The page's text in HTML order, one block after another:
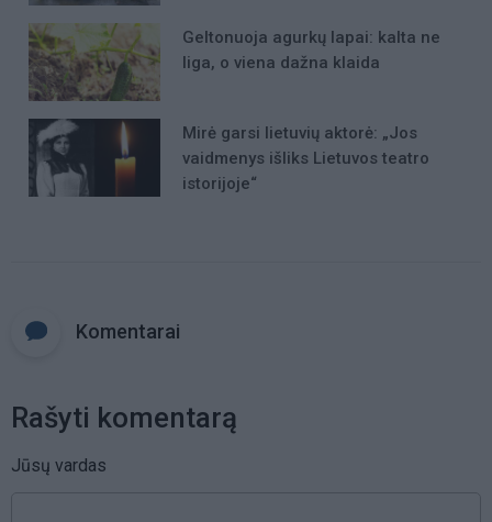
Geltonuoja agurkų lapai: kalta ne
liga, o viena dažna klaida
Mirė garsi lietuvių aktorė: „Jos
vaidmenys išliks Lietuvos teatro
istorijoje“
Komentarai
Rašyti komentarą
Jūsų vardas